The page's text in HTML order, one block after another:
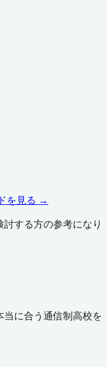
を見る →
する方の参考になり
当に合う通信制高校を